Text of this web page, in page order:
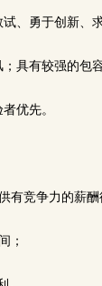
、勇于创新、
具有较强的包
优先。
有竞争力的薪
；